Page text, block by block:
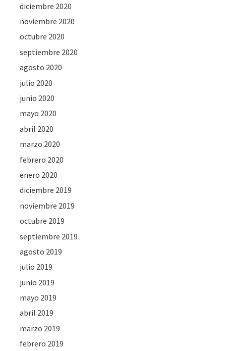
diciembre 2020
noviembre 2020
octubre 2020
septiembre 2020
agosto 2020
julio 2020
junio 2020
mayo 2020
abril 2020
marzo 2020
febrero 2020
enero 2020
diciembre 2019
noviembre 2019
octubre 2019
septiembre 2019
agosto 2019
julio 2019
junio 2019
mayo 2019
abril 2019
marzo 2019
febrero 2019